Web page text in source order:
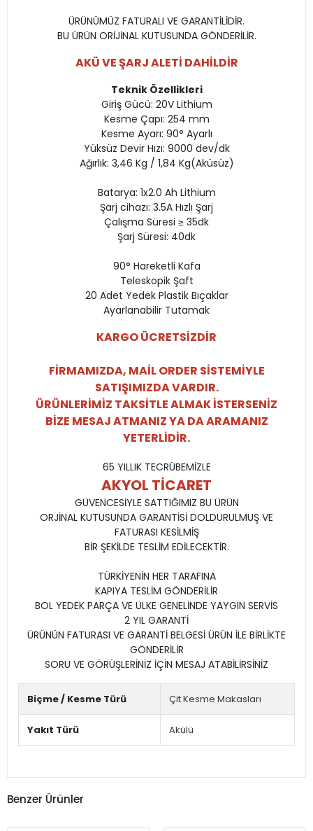
ÜRÜNÜMÜZ FATURALI VE GARANTİLİDİR.
BU ÜRÜN ORİJİNAL KUTUSUNDA GÖNDERİLİR.
AKÜ VE ŞARJ ALETİ DAHİLDİR
Teknik Özellikleri
Giriş Gücü: 20V Lithium
Kesme Çapı: 254 mm
Kesme Ayarı: 90° Ayarlı
Yüksüz Devir Hızı: 9000 dev/dk
Ağırlık: 3,46 Kg / 1,84 Kg(Aküsüz)
Batarya: 1x2.0 Ah Lithium
Şarj cihazı: 3.5A Hızlı Şarj
Çalışma Süresi ≥ 35dk
Şarj Süresi: 40dk
90° Hareketli Kafa
Teleskopik Şaft
20 Adet Yedek Plastik Bıçaklar
Ayarlanabilir Tutamak
KARGO ÜCRETSİZDİR
FİRMAMIZDA, MAİL ORDER SİSTEMİYLE
SATIŞIMIZDA VARDIR.
ÜRÜNLERİMİZ TAKSİTLE ALMAK İSTERSENİZ
BİZE MESAJ ATMANIZ YA DA ARAMANIZ
YETERLİDİR.
65 YILLIK TECRÜBEMİZLE
AKYOL TİCARET
GÜVENCESİYLE SATTIĞIMIZ BU ÜRÜN
ORJİNAL KUTUSUNDA GARANTİSİ DOLDURULMUŞ VE
FATURASI KESİLMİŞ
BİR ŞEKİLDE TESLİM EDİLECEKTİR.
TÜRKİYENİN HER TARAFINA
KAPIYA TESLİM GÖNDERİLİR
BOL YEDEK PARÇA VE ÜLKE GENELİNDE YAYGIN SERVİS
2 YIL GARANTİ
ÜRÜNÜN FATURASI VE GARANTİ BELGESİ ÜRÜN İLE BİRLİKTE
GÖNDERİLİR
SORU VE GÖRÜŞLERİNİZ İÇİN MESAJ ATABİLİRSİNİZ
Biçme / Kesme Türü Çit Kesme Makasları
Yakıt Türü Akülü
Benzer Ürünler